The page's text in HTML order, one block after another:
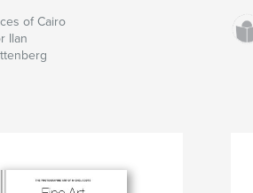
of Cairo
Ilan